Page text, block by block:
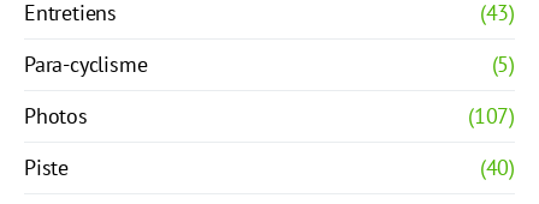
Entretiens
(43)
Para-cyclisme
(5)
Photos
(107)
Piste
(40)